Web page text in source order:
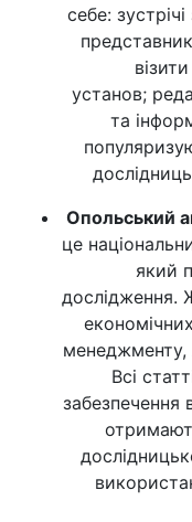
себе:
установ;
та
Опольський
це
який
дослідження.
менеджменту,
Всі
забезпечення